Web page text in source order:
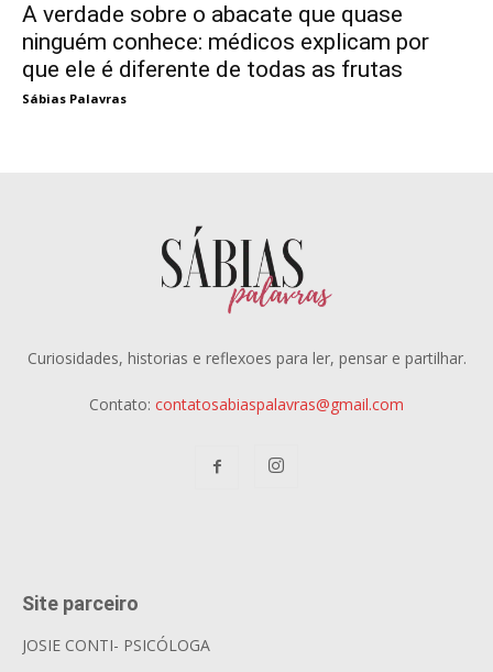
A verdade sobre o abacate que quase
ninguém conhece: médicos explicam por
que ele é diferente de todas as frutas
Sábias Palavras
Curiosidades, historias e reflexoes para ler, pensar e partilhar.
Contato: contatosabiaspalavras@gmail.com
Site parceiro
JOSIE CONTI- PSICÓLOGA